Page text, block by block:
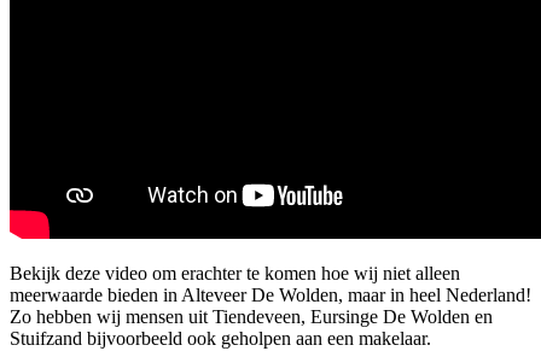
Bekijk deze video om erachter te komen hoe wij niet alleen
meerwaarde bieden in Alteveer De Wolden, maar in heel Nederland!
Zo hebben wij mensen uit Tiendeveen, Eursinge De Wolden en
Stuifzand bijvoorbeeld ook geholpen aan een makelaar.